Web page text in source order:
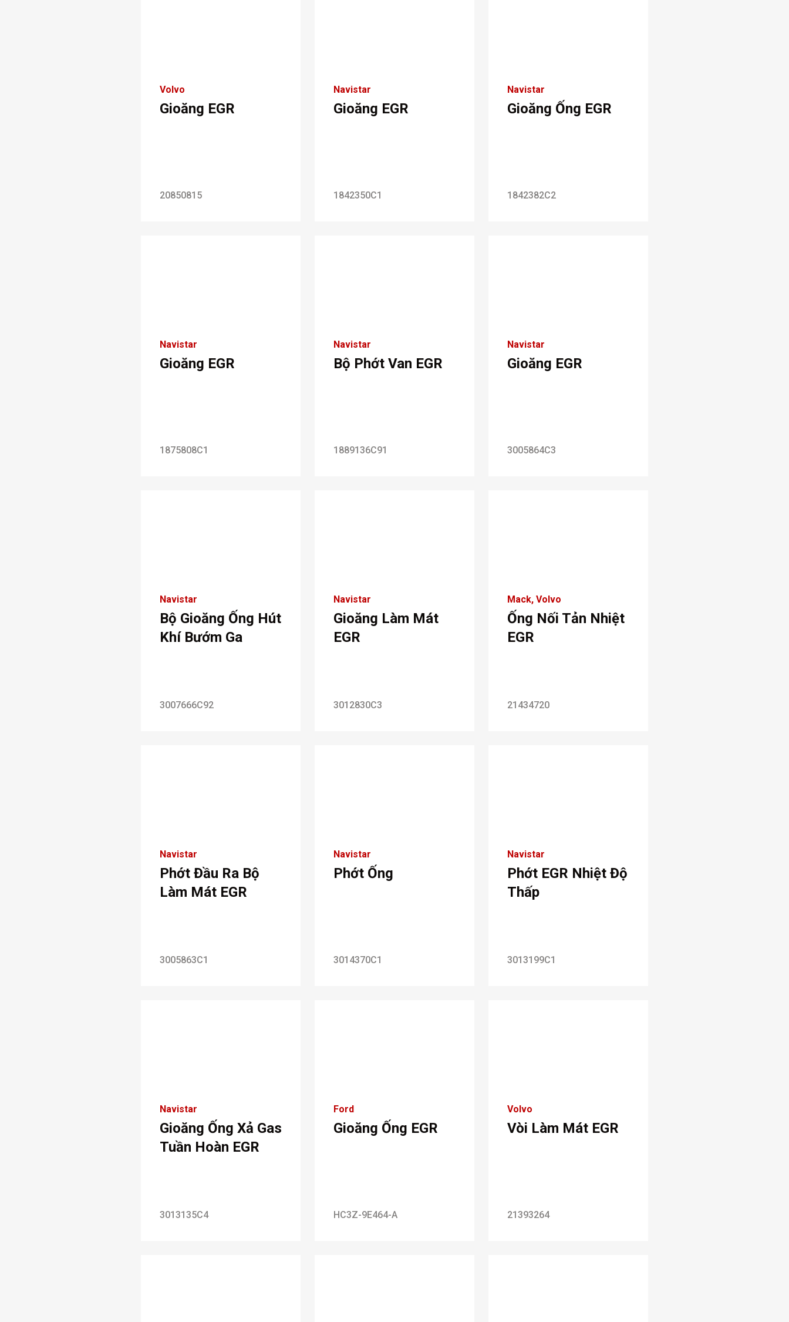
Volvo
Gioăng EGR
20850815
Navistar
Gioăng EGR
1842350C1
Navistar
Gioăng Ống EGR
1842382C2
Navistar
Gioăng EGR
1875808C1
Navistar
Bộ Phớt Van EGR
1889136C91
Navistar
Gioăng EGR
3005864C3
Navistar
Bộ Gioăng Ống Hút
Khí Bướm Ga
3007666C92
Navistar
Gioăng Làm Mát
EGR
3012830C3
Mack Volvo
Ống Nối Tản Nhiệt
EGR
21434720
Navistar
Phớt Đầu Ra Bộ
Làm Mát EGR
3005863C1
Navistar
Phớt Ống
3014370C1
Navistar
Phớt EGR Nhiệt Độ
Thấp
3013199C1
Navistar
Gioăng Ống Xả Gas
Tuần Hoàn EGR
3013135C4
Ford
Gioăng Ống EGR
HC3Z-9E464-A
Volvo
Vòi Làm Mát EGR
21393264